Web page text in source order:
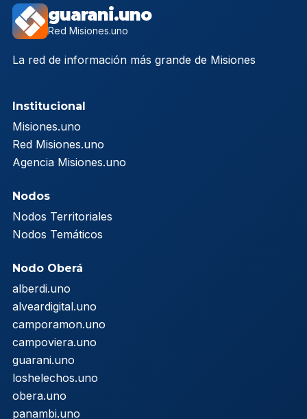
guarani.uno
Red Misiones.uno
La red de información más grande de Misiones
Institucional
Misiones.uno
Red Misiones.uno
Agencia Misiones.uno
Nodos
Nodos Territoriales
Nodos Temáticos
Nodo Oberá
alberdi.uno
alveardigital.uno
camporamon.uno
campoviera.uno
guarani.uno
loshelechos.uno
obera.uno
panambi.uno